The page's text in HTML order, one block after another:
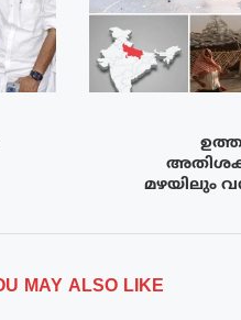
മഴയിലും
MAY ALSO LIKE